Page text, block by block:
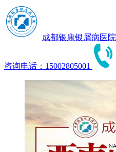
成都银康银屑病医院
咨询电话：15002805001